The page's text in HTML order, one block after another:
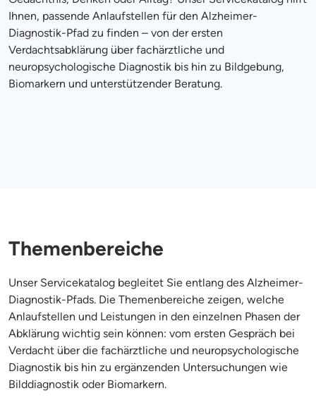
Ihnen, passende Anlaufstellen für den Alzheimer-
Diagnostik-Pfad zu finden – von der ersten
Verdachtsabklärung über fachärztliche und
neuropsychologische Diagnostik bis hin zu Bildgebung,
Biomarkern und unterstützender Beratung.
Themenbereiche
Unser Servicekatalog begleitet Sie entlang des Alzheimer-
Diagnostik-Pfads. Die Themenbereiche zeigen, welche
Anlaufstellen und Leistungen in den einzelnen Phasen der
Abklärung wichtig sein können: vom ersten Gespräch bei
Verdacht über die fachärztliche und neuropsychologische
Diagnostik bis hin zu ergänzenden Untersuchungen wie
Bilddiagnostik oder Biomarkern.